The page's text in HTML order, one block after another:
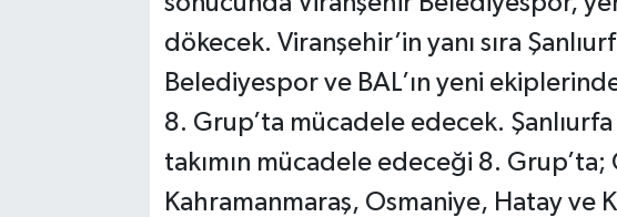
dökecek. Viranşehir’in yanı sıra
Belediyespor ve BAL’ın yeni
8. Grup’ta mücadele edecek.
takımın mücadele edeceği 8. Grup’ta;
Kahramanmaraş, Osmaniye, Hatay ve